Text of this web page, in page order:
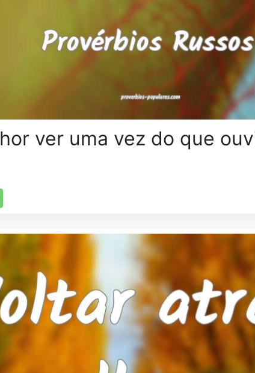
ver uma vez do que